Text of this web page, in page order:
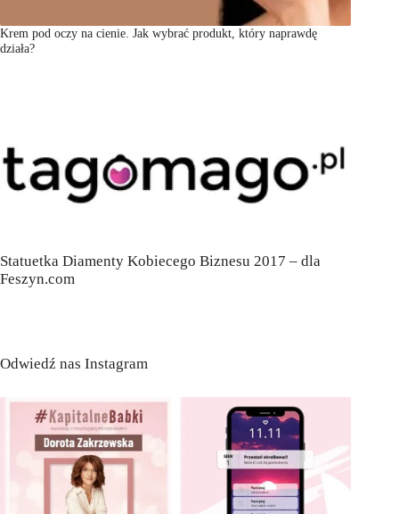
Krem pod oczy na cienie. Jak wybrać produkt, który naprawdę
działa?
Statuetka Diamenty Kobiecego Biznesu 2017 – dla
Feszyn.com
Odwiedź nas Instagram